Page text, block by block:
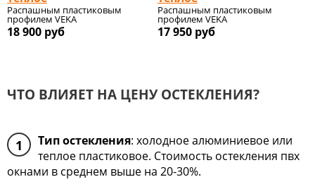
Распашным пластиковым
профилем VEKA
18 900 руб
Распашным пластиковым
профилем VEKA
17 950 руб
ЧТО ВЛИЯЕТ НА ЦЕНУ ОСТЕКЛЕНИЯ?
1 Тип остекления: холодное алюминиевое или
теплое пластиковое. Стоимость остекления пвх
окнами в среднем выше на 20-30%.